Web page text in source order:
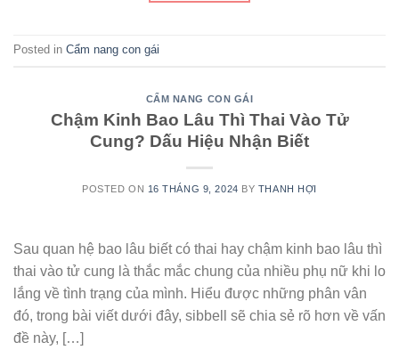
Posted in Cẩm nang con gái
CẨM NANG CON GÁI
Chậm Kinh Bao Lâu Thì Thai Vào Tử
Cung? Dấu Hiệu Nhận Biết
POSTED ON 16 THÁNG 9, 2024 BY THANH HỢI
Sau quan hệ bao lâu biết có thai hay chậm kinh bao lâu thì
thai vào tử cung là thắc mắc chung của nhiều phụ nữ khi lo
lắng về tình trạng của mình. Hiểu được những phân vân
đó, trong bài viết dưới đây, sibbell sẽ chia sẻ rõ hơn về vấn
đề này, […]